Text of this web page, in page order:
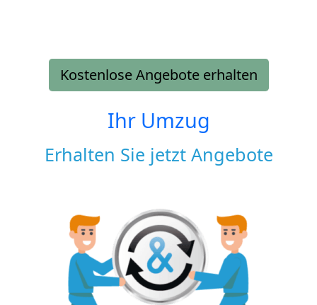
Kostenlose Angebote erhalten
Ihr Umzug
Erhalten Sie jetzt Angebote